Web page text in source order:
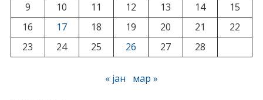
9
10 11 12 13 14
15
16
17 18 19 20 21
22
23
24 25 26 27 28
« јан мар »